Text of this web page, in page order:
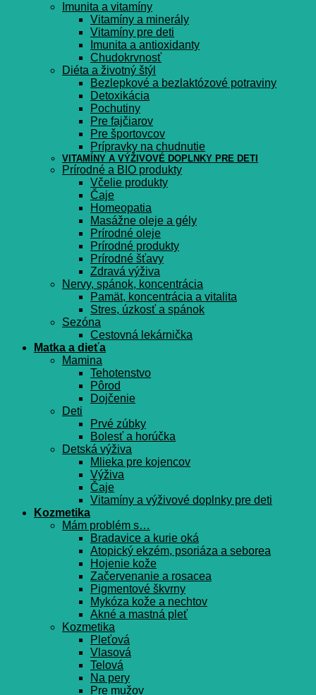
Imunita a vitamíny
Vitamíny a minerály
Vitamíny pre deti
Imunita a antioxidanty
Chudokrvnosť
Diéta a životný štýl
Bezlepkové a bezlaktózové potraviny
Detoxikácia
Pochutiny
Pre fajčiarov
Pre športovcov
Prípravky na chudnutie
VITAMÍNY A VÝŽIVOVÉ DOPLNKY PRE DETI
Prírodné a BIO produkty
Včelie produkty
Čaje
Homeopatia
Masážne oleje a gély
Prírodné oleje
Prírodné produkty
Prírodné šťavy
Zdravá výživa
Nervy, spánok, koncentrácia
Pamät, koncentrácia a vitalita
Stres, úzkosť a spánok
Sezóna
Cestovná lekárnička
Matka a dieťa
Mamina
Tehotenstvo
Pôrod
Dojčenie
Deti
Prvé zúbky
Bolesť a horúčka
Detská výživa
Mlieka pre kojencov
Výživa
Čaje
Vitamíny a výživové doplnky pre deti
Kozmetika
Mám problém s…
Bradavice a kurie oká
Atopický ekzém, psoriáza a seborea
Hojenie kože
Začervenanie a rosacea
Pigmentové škvrny
Mykóza kože a nechtov
Akné a mastná pleť
Kozmetika
Pleťová
Vlasová
Telová
Na pery
Pre mužov